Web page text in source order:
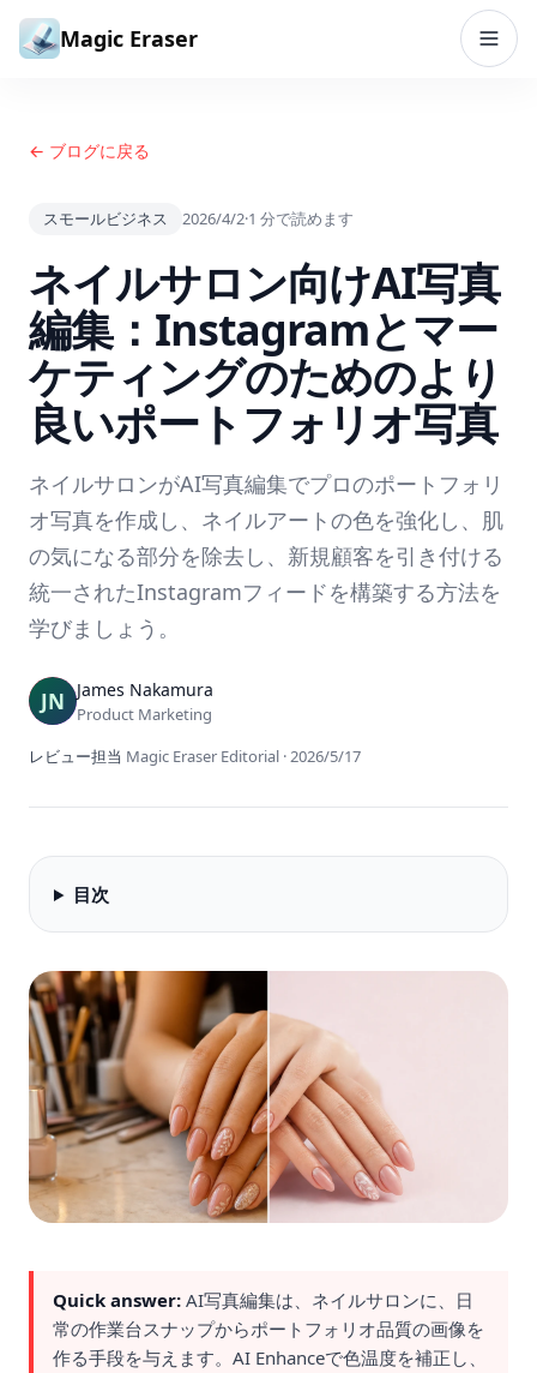
コンテンツへスキップ
Magic Eraser
← ブログに戻る
スモールビジネス 2026/4/2·1 分で読めます
ネイルサロン向けAI写真
編集：Instagramとマー
ケティングのためのより
良いポートフォリオ写真
ネイルサロンがAI写真編集でプロのポートフォリ
オ写真を作成し、ネイルアートの色を強化し、肌
の気になる部分を除去し、新規顧客を引き付ける
統一されたInstagramフィードを構築する方法を
学びましょう。
James Nakamura
Product Marketing
レビュー担当 Magic Eraser Editorial ·2026/5/17
目次
Quick answer: AI写真編集は、ネイルサロンに、日
常の作業台スナップからポートフォリオ品質の画像を
作る手段を与えます。AI Enhanceで色温度を補正し、